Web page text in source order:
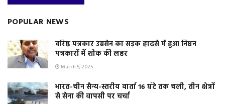
POPULAR NEWS
वरिष्ठ पत्रकार उग्रसेन का सड़क हादसे में हुआ निधन
पत्रकारों में शोक की लहर
March 5, 2025
भारत-चीन सैन्य-स्तरीय वार्ता 16 घंटे तक चली, तीन क्षेत्रों
से सेना की वापसी पर चर्चा